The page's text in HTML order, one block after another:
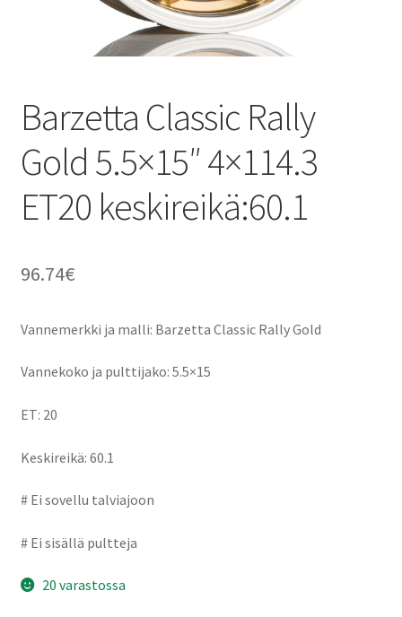
Barzetta Classic Rally
Gold 5.5×15″ 4×114.3
ET20 keskireikä:60.1
96.74€
Vannemerkki ja malli: Barzetta Classic Rally Gold
Vannekoko ja pulttijako: 5.5×15
ET: 20
Keskireikä: 60.1
# Ei sovellu talviajoon
# Ei sisällä pultteja
20 varastossa